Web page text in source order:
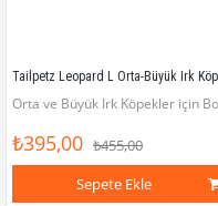
₺395,00 ₺455,00
Sepete Ekle